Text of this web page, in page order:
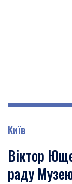
Київ
Віктор
раду